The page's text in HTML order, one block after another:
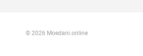
© 2026 Moedani.online